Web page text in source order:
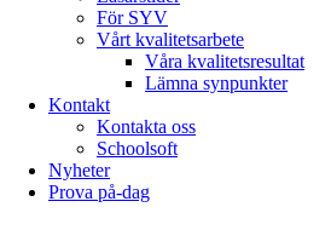
För SYV
Vårt kvalitetsarbete
Våra kvalitetsresultat
Lämna synpunkter
Kontakt
Kontakta oss
Schoolsoft
Nyheter
Prova på-dag